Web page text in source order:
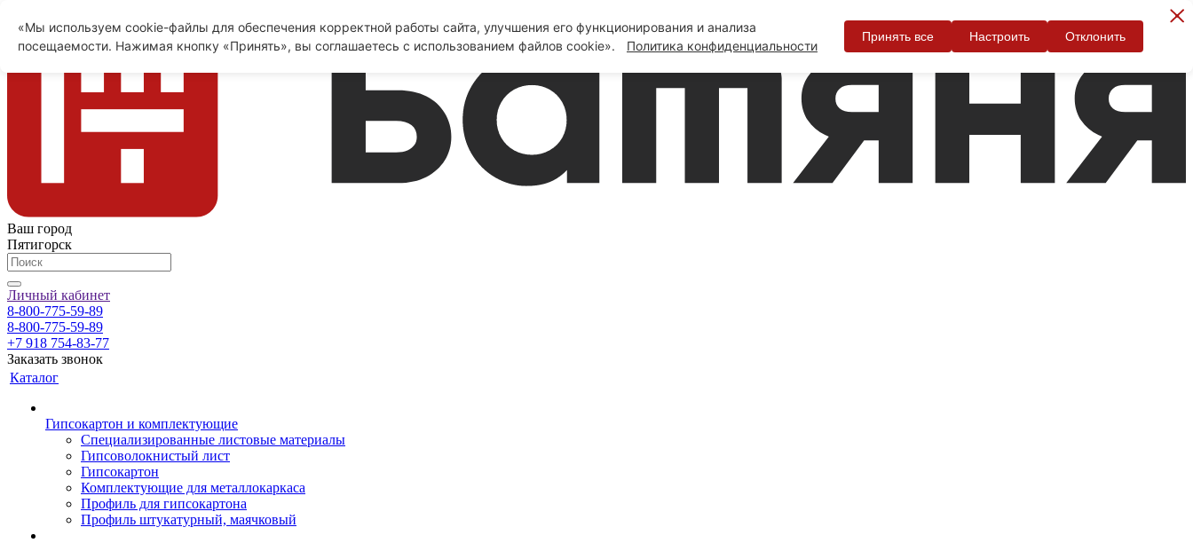
Ваш город
Пятигорск
Личный кабинет
8-800-775-59-89
8-800-775-59-89
+7 918 754-83-77
Заказать звонок
Каталог
Гипсокартон и комплектующие
Специализированные листовые материалы
Гипсоволокнистый лист
Гипсокартон
Комплектующие для металлокаркаса
Профиль для гипсокартона
Профиль штукатурный, маячковый
«Мы используем cookie-файлы для обеспечения корректной работы сайта, улучшения его функционирования и анализа
посещаемости. Нажимая кнопку «Принять», вы соглашаетесь с использованием файлов cookie».
Политика конфиденциальности
Принять все Настроить Отклонить